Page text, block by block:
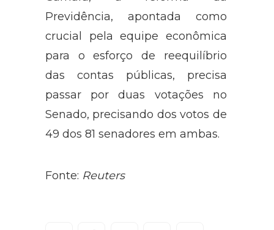
Previdência, apontada como
crucial pela equipe econômica
para o esforço de reequilíbrio
das contas públicas, precisa
passar por duas votações no
Senado, precisando dos votos de
49 dos 81 senadores em ambas.
Fonte: Reuters